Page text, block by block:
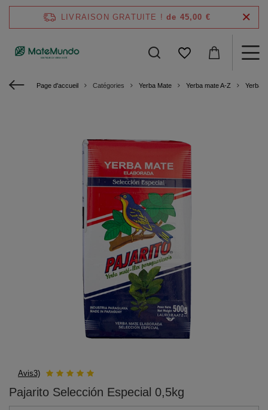
LIVRAISON GRATUITE ! de 45,00 €
Page d'accueil Catégories Yerba Mate Yerba mate A-Z Yerba
Avis3)
Pajarito Selección Especial 0,5kg